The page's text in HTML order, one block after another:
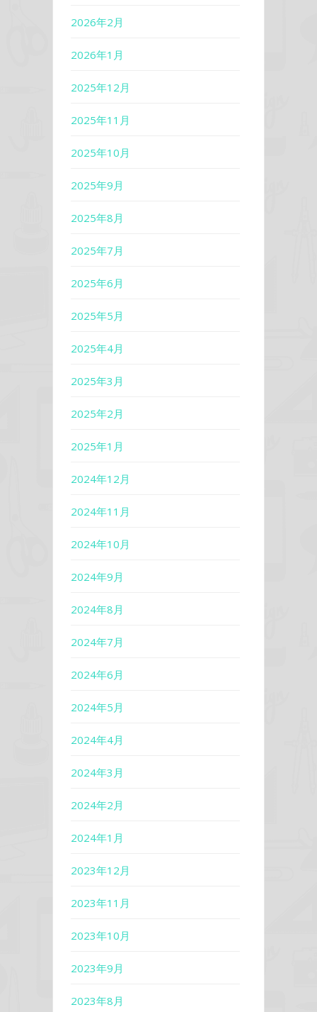
2026年2月
2026年1月
2025年12月
2025年11月
2025年10月
2025年9月
2025年8月
2025年7月
2025年6月
2025年5月
2025年4月
2025年3月
2025年2月
2025年1月
2024年12月
2024年11月
2024年10月
2024年9月
2024年8月
2024年7月
2024年6月
2024年5月
2024年4月
2024年3月
2024年2月
2024年1月
2023年12月
2023年11月
2023年10月
2023年9月
2023年8月